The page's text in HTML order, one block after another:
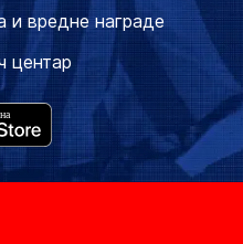
вредне награде
центар